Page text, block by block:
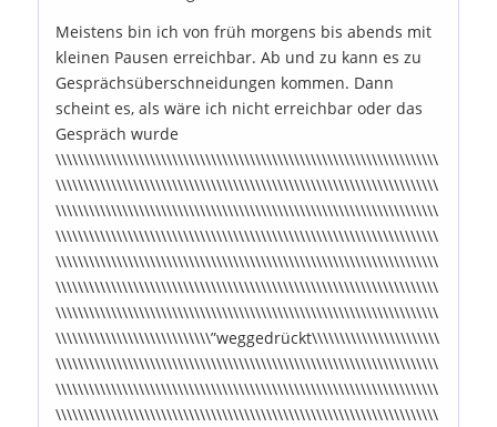
Meistens bin ich von früh morgens bis abends mit
kleinen Pausen erreichbar. Ab und zu kann es zu
Gesprächsüberschneidungen kommen. Dann
scheint es, als wäre ich nicht erreichbar oder das
Gespräch wurde
\\\\\\\\\\\\\\\\\\\\\\\\\\\\\\\\\\\\\\\\\\\\\\\\\\\\\\\\\\\\\\\\\\\\\
\\\\\\\\\\\\\\\\\\\\\\\\\\\\\\\\\\\\\\\\\\\\\\\\\\\\\\\\\\\\\\\\\\\\\
\\\\\\\\\\\\\\\\\\\\\\\\\\\\\\\\\\\\\\\\\\\\\\\\\\\\\\\\\\\\\\\\\\\\\
\\\\\\\\\\\\\\\\\\\\\\\\\\\\\\\\\\\\\\\\\\\\\\\\\\\\\\\\\\\\\\\\\\\\\
\\\\\\\\\\\\\\\\\\\\\\\\\\\\\\\\\\\\\\\\\\\\\\\\\\\\\\\\\\\\\\\\\\\\\
\\\\\\\\\\\\\\\\\\\\\\\\\\\\\\\\\\\\\\\\\\\\\\\\\\\\\\\\\\\\\\\\\\\\\
\\\\\\\\\\\\\\\\\\\\\\\\\\\\\\\\\\\\\\\\\\\\\\\\\\\\\\\\\\\\\\\\\\\\\
\\\\\\\\\\\\\\\\\\\\\\\\\\\\”weggedrückt\\\\\\\\\\\\\\\\\\\\\\\
\\\\\\\\\\\\\\\\\\\\\\\\\\\\\\\\\\\\\\\\\\\\\\\\\\\\\\\\\\\\\\\\\\\\\
\\\\\\\\\\\\\\\\\\\\\\\\\\\\\\\\\\\\\\\\\\\\\\\\\\\\\\\\\\\\\\\\\\\\\
\\\\\\\\\\\\\\\\\\\\\\\\\\\\\\\\\\\\\\\\\\\\\\\\\\\\\\\\\\\\\\\\\\\\\